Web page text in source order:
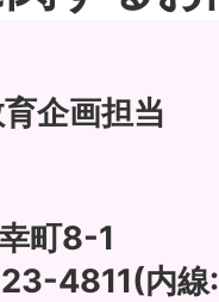
企画担当
町8-1
4811(内線